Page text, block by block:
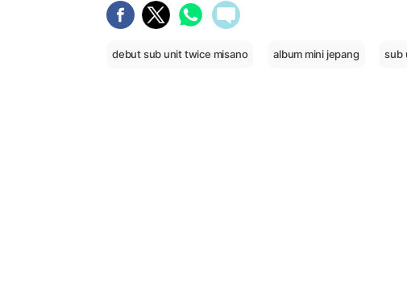
debut sub unit twice misano album mini jepang sub